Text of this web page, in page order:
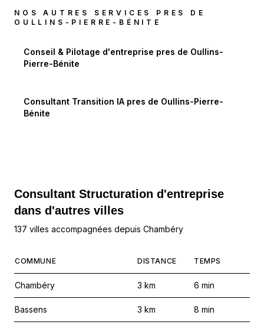
NOS AUTRES SERVICES PRES DE
OULLINS-PIERRE-BÉNITE
Conseil & Pilotage d'entreprise pres de Oullins-
Pierre-Bénite
Consultant Transition IA pres de Oullins-Pierre-
Bénite
Consultant Structuration d'entreprise
dans d'autres villes
137 villes accompagnées depuis Chambéry
COMMUNE DISTANCE TEMPS
Chambéry 3 km 6 min
Bassens 3 km 8 min